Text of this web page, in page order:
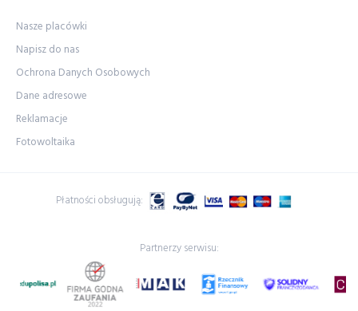
Nasze placówki
Napisz do nas
Ochrona Danych Osobowych
Dane adresowe
Reklamacje
Fotowoltaika
Płatności obsługują:
Partnerzy serwisu: